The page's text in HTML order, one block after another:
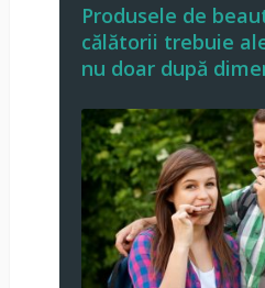
Produsele de
călătorii trebuie
nu doar după